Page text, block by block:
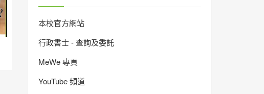
本校官方網站
行政書士 - 查詢及委託
MeWe 專頁
YouTube 頻道